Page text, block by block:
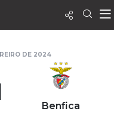
DE 2024
Benfica